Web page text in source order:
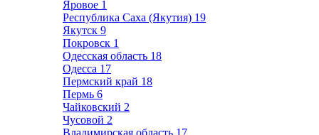
Яровое 1
Республика Саха (Якутия) 19
Якутск 9
Покровск 1
Одесская область 18
Одесса 17
Пермский край 18
Пермь 6
Чайковский 2
Чусовой 2
Владимирская область 17